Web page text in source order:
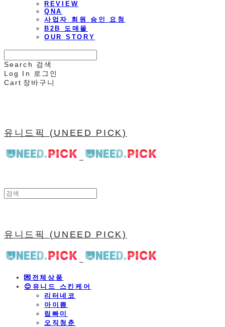
REVIEW
QNA
사업자 회원 승인 요청
B2B 도매몰
OUR STORY
Search
검색
Log In
로그인
Cart 장바구니
유니드픽 (UNEED PICK)
유니드픽 (UNEED PICK)
💌전체상품
😊유니드 스킨케어
리터네코
아이쁨
립빠미
오직청춘